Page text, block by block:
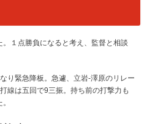
１点勝負になると考え、監督と相談
り緊急降板。急遽、立岩-澤原のリレー
線は五回で9三振。持ち前の打撃力も